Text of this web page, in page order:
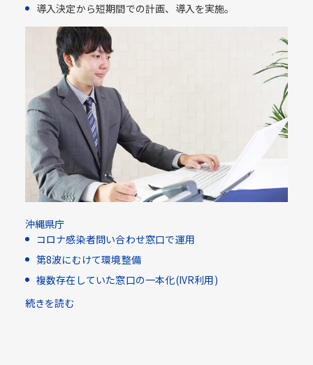
導入決定から短期間での計画、導入を実施。
沖縄県庁
コロナ感染者問い合わせ窓口で運用
第8波にむけて環境整備
複数存在していた窓口の一本化(IVR利用)​
続きを読む